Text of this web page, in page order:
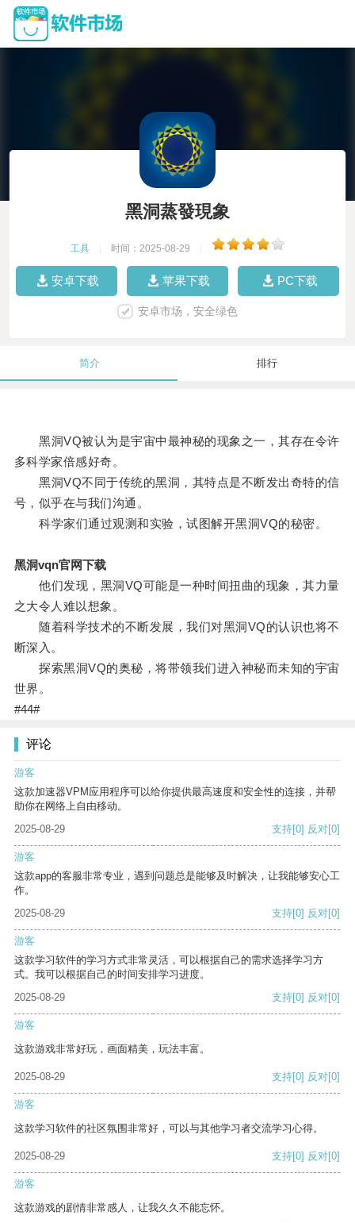
黑洞蒸發現象
工具 时间：2025-08-29
安卓下载 苹果下载 PC下载
安卓市场，安全绿色
简介 排行
黑洞VQ被认为是宇宙中最神秘的现象之一，其存在令许
多科学家倍感好奇。
黑洞VQ不同于传统的黑洞，其特点是不断发出奇特的信
号，似乎在与我们沟通。
科学家们通过观测和实验，试图解开黑洞VQ的秘密。
黑洞vqn官网下载
他们发现，黑洞VQ可能是一种时间扭曲的现象，其力量
之大令人难以想象。
随着科学技术的不断发展，我们对黑洞VQ的认识也将不
断深入。
探索黑洞VQ的奥秘，将带领我们进入神秘而未知的宇宙
世界。
#44#
评论
游客
这款加速器VPM应用程序可以给你提供最高速度和安全性的连接，并帮
助你在网络上自由移动。
2025-08-29
支持[0] 反对[0]
游客
这款app的客服非常专业，遇到问题总是能够及时解决，让我能够安心工
作。
2025-08-29
支持[0] 反对[0]
游客
这款学习软件的学习方式非常灵活，可以根据自己的需求选择学习方
式。我可以根据自己的时间安排学习进度。
2025-08-29
支持[0] 反对[0]
游客
这款游戏非常好玩，画面精美，玩法丰富。
2025-08-29 支持[0] 反对[0]
游客
这款学习软件的社区氛围非常好，可以与其他学习者交流学习心得。
2025-08-29 支持[0] 反对[0]
游客
这款游戏的剧情非常感人，让我久久不能忘怀。